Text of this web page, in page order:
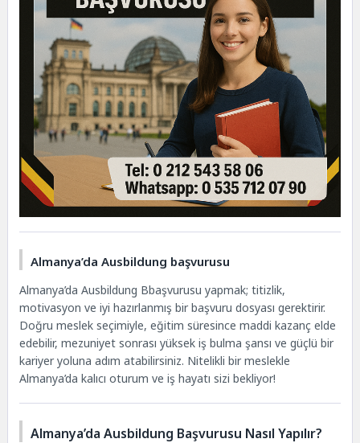
Almanya’da Ausbildung başvurusu
Almanya’da Ausbildung Bbaşvurusu yapmak; titizlik,
motivasyon ve iyi hazırlanmış bir başvuru dosyası gerektirir.
Doğru meslek seçimiyle, eğitim süresince maddi kazanç elde
edebilir, mezuniyet sonrası yüksek iş bulma şansı ve güçlü bir
kariyer yoluna adım atabilirsiniz. Nitelikli bir meslekle
Almanya’da kalıcı oturum ve iş hayatı sizi bekliyor!
Almanya’da Ausbildung Başvurusu Nasıl Yapılır?